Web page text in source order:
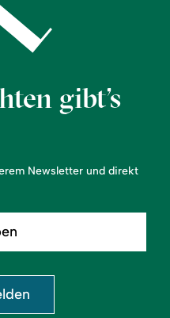
gibt’s
Newsletter und direkt